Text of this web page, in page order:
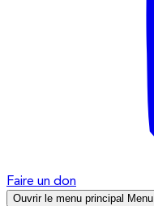
Faire un don
Ouvrir le menu principal Menu